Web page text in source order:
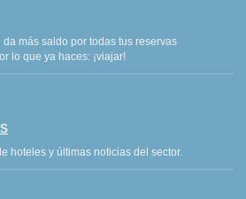
más saldo por todas tus reservas
lo que ya haces: ¡viajar!
hoteles y últimas noticias del sector.